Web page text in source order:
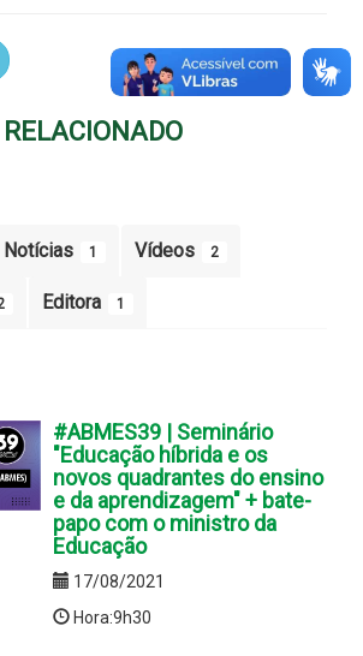
Notícias 1 Vídeos 2
Editora 1
#ABMES39 | Seminário
"Educação híbrida e os
novos quadrantes do ensino
e da aprendizagem" + bate-
papo com o ministro da
Educação
17/08/2021
Hora:9h30